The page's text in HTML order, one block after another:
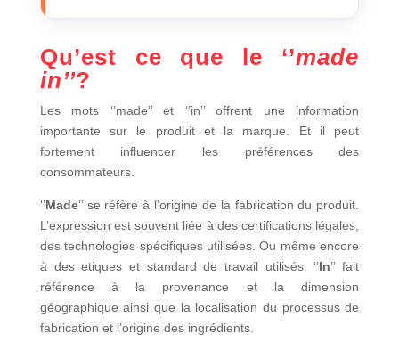
Qu’est ce que le ‘’made
in’’?
Les mots ‘’made’’ et ‘’in’’ offrent une information
importante sur le produit et la marque. Et il peut
fortement influencer les préférences des
consommateurs.
‘’Made’’ se réfère à l’origine de la fabrication du produit.
L’expression est souvent liée à des certifications légales,
des technologies spécifiques utilisées. Ou même encore
à des etiques et standard de travail utilisés. ‘’In’’ fait
référence à la provenance et la dimension
géographique ainsi que la localisation du processus de
fabrication et l’origine des ingrédients.